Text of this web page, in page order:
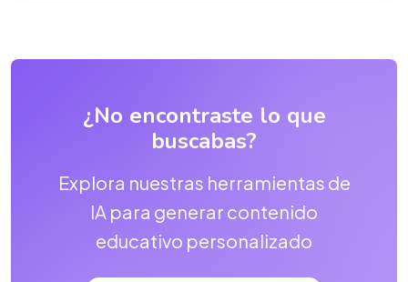
¿No encontraste lo que
buscabas?
Explora nuestras herramientas de
IA para generar contenido
educativo personalizado